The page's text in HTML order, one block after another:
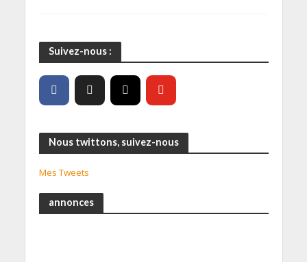
Suivez-nous :
Nous twittons, suivez-nous
Mes Tweets
annonces